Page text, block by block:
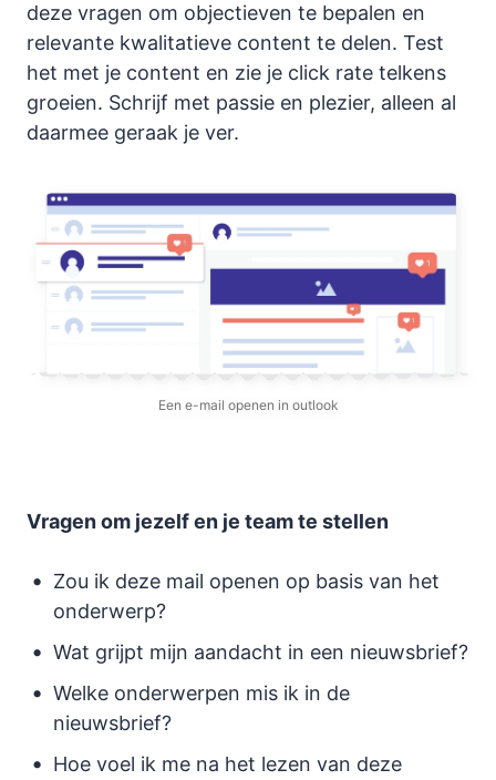
deze vragen om objectieven te bepalen en
relevante kwalitatieve content te delen. Test
het met je content en zie je click rate telkens
groeien. Schrijf met passie en plezier, alleen al
daarmee geraak je ver.
Een e-mail openen in outlook
Vragen om jezelf en je team te stellen
Zou ik deze mail openen op basis van het
onderwerp?
Wat grijpt mijn aandacht in een nieuwsbrief?
Welke onderwerpen mis ik in de
nieuwsbrief?
Hoe voel ik me na het lezen van deze